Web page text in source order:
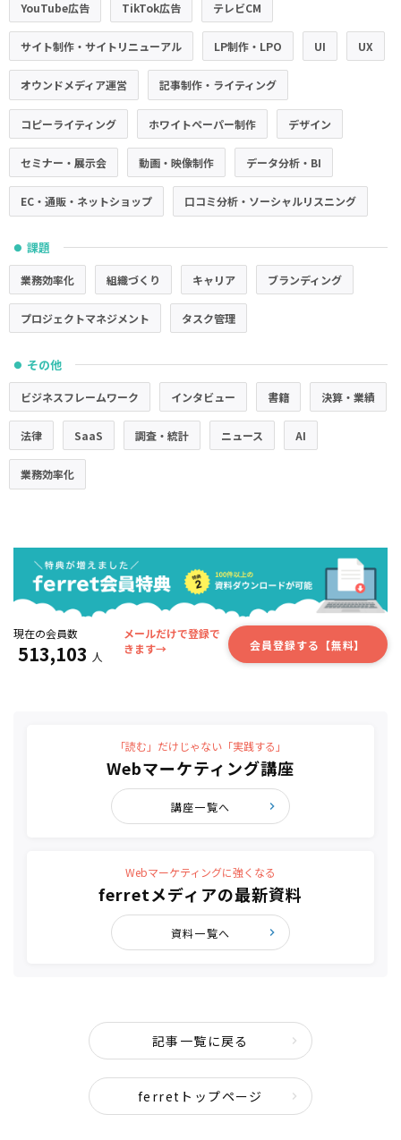
YouTube広告 TikTok広告 テレビCM
サイト制作・サイトリニューアル LP制作・LPO UI UX
オウンドメディア運営 記事制作・ライティング
コピーライティング ホワイトペーパー制作 デザイン
セミナー・展示会 動画・映像制作 データ分析・BI
EC・通販・ネットショップ 口コミ分析・ソーシャルリスニング
● 課題
業務効率化 組織づくり キャリア ブランディング
プロジェクトマネジメント タスク管理
● その他
ビジネスフレームワーク インタビュー 書籍 決算・業績
法律 SaaS 調査・統計 ニュース AI
業務効率化
現在の会員数
513,103 人
メールだけで登録で
きます→
会員登録する【無料】
「読む」だけじゃない「実践する」
Webマーケティング講座
講座一覧へ
Webマーケティングに強くなる
ferretメディアの最新資料
資料一覧へ
記事一覧に戻る
ferretトップページ